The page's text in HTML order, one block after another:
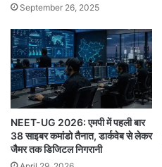
September 26, 2025
NEET-UG 2026: एमपी में पहली बार
38 साइबर कमांडो तैनात, डार्कवेब से लेकर
जैमर तक डिजिटल निगरानी